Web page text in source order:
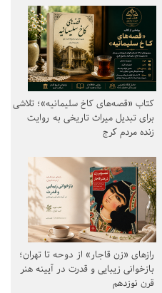
کتاب «قصه‌های کاخ سلیمانیه»؛ تلاشی
برای تبدیل میراث تاریخی به روایت
زنده مردم کرج
رازهای «زن قاجار» از دوحه تا تهران؛
بازخوانی زیبایی و قدرت در آیینه هنر
قرن نوزدهم